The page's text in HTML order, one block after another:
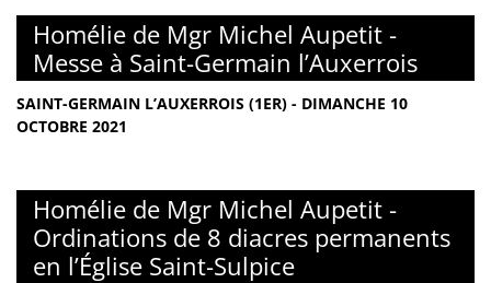
Homélie de Mgr Michel Aupetit -
Messe à Saint-Germain l’Auxerrois
SAINT-GERMAIN L’AUXERROIS (1ER) - DIMANCHE 10
OCTOBRE 2021
Homélie de Mgr Michel Aupetit -
Ordinations de 8 diacres permanents
en l’Église Saint-Sulpice